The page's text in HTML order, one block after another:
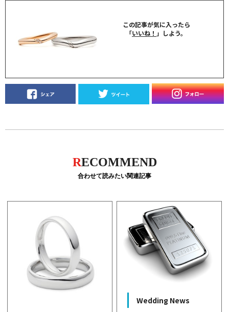
この記事が気に入ったら
「いいね！ 」しよう。
RECOMMEND
合わせて読みたい関連記事
Wedding News